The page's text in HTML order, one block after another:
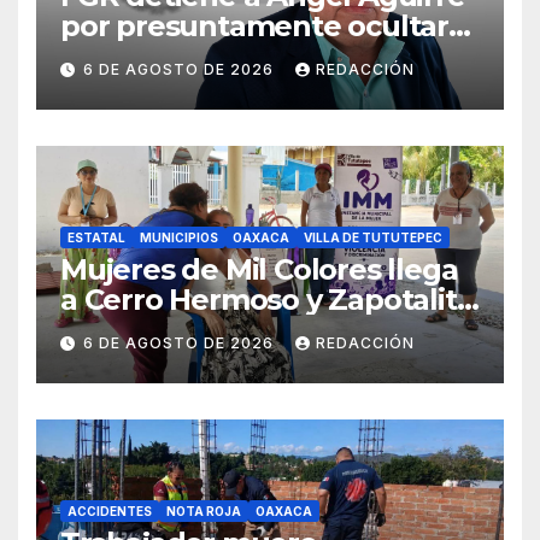
por presuntamente ocultar
evidencias del caso
Ayotzinapa
6 DE AGOSTO DE 2026 REDACCIÓN
ESTATAL MUNICIPIOS OAXACA VILLA DE TUTUTEPEC
Mujeres de Mil Colores llega
a Cerro Hermoso y Zapotalito
para fortalecer redes de
apoyo y prevenir violencias
6 DE AGOSTO DE 2026 REDACCIÓN
ACCIDENTES NOTA ROJA OAXACA